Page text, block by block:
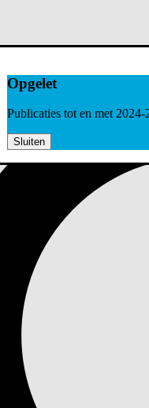
Opgelet
Publicaties tot en met
Sluiten